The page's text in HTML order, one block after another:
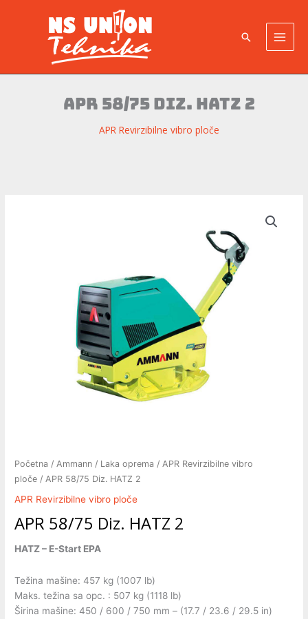
Pretraga
APR 58/75 Diz. HATZ 2
APR Revirzibilne vibro ploče
Početna / Ammann / Laka oprema / APR Revirzibilne vibro
ploče / APR 58/75 Diz. HATZ 2
APR Revirzibilne vibro ploče
APR 58/75 Diz. HATZ 2
HATZ – E-Start EPA
Težina mašine: 457 kg (1007 lb)
Maks. težina sa opc. : 507 kg (1118 lb)
Širina mašine: 450 / 600 / 750 mm – (17.7 / 23.6 / 29.5 in)